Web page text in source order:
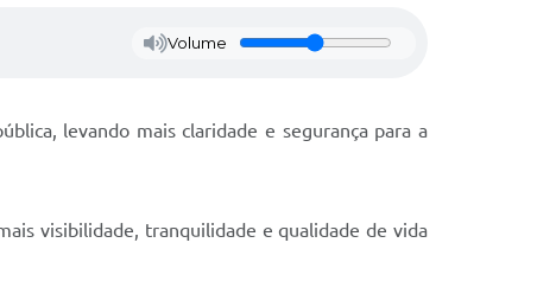
Volume
levando mais claridade e segurança para a
visibilidade, tranquilidade e qualidade de vida